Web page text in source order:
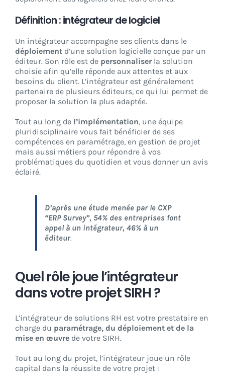
Définition : intégrateur de logiciel
Un intégrateur accompagne ses clients dans le
déploiement d’une solution logicielle conçue par un
éditeur. Son rôle est de personnaliserla solution
choisie afin qu’elle réponde aux attentes et aux
besoins du client. L’intégrateur est généralement
partenaire de plusieurs éditeurs, ce qui lui permet de
proposer la solution la plus adaptée.
Tout au long de l’implémentation, une équipe
pluridisciplinaire vous fait bénéficier de ses
compétences en paramétrage, en gestion de projet
mais aussi métiers pour répondre à vos
problématiques du quotidien et vous donner un avis
éclairé.
D’après une étude menée par le CXP
“ERP Survey”, 54% des entreprises font
appel à un intégrateur, 46% à un
éditeur.
Quel rôle joue l’intégrateur
dans votre projet SIRH ?
L’intégrateur de solutions RH est votre prestataire en
charge du paramétrage, du déploiement et de la
mise en œuvre de votre SIRH.
Tout au long du projet, l’intégrateur joue un rôle
capital dans la réussite de votre projet :